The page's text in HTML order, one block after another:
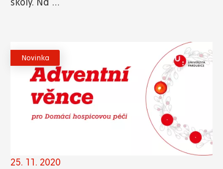
školy. Na …
Novinka
25. 11. 2020